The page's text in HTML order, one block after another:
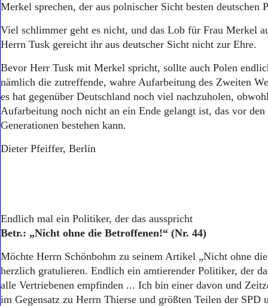
Merkel sprechen, der aus polnischer Sicht besten deutschen
Viel schlimmer geht es nicht, und das Lob für Frau Merkel
Herrn Tusk gereicht ihr aus deutscher Sicht nicht zur Ehre.
Bevor Herr Tusk mit Merkel spricht, sollte auch Polen
nämlich die zutreffende, wahre Aufarbeitung des Zweiten
es hat gegenüber Deutschland noch viel nachzuholen,
Aufarbeitung noch nicht an ein Ende gelangt ist, das vor den
Generationen bestehen kann.
Dieter Pfeiffer, Berlin
Endlich mal ein Politiker, der das ausspricht
Betr.: „Nicht ohne die Betroffenen!“ (Nr. 44)
Möchte Herrn Schönbohm zu seinem Artikel „Nicht ohne
herzlich gratulieren. Endlich ein amtierender Politiker, der
alle Vertriebenen empfinden ... Ich bin einer davon und
im Gegensatz zu Herrn Thierse und größten Teilen der SPD